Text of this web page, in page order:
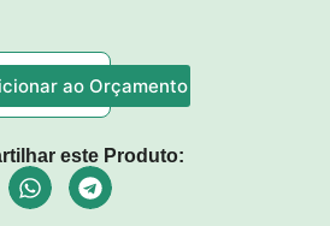
ao Orçamento
este Produto: